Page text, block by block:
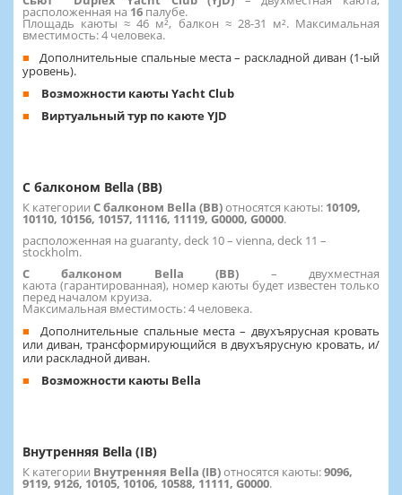
расположенная на 16 палубе.
Площадь каюты ≈ 46 м², балкон ≈ 28-31 м². Максимальная
вместимость: 4 человека.
Дополнительные спальные места – раскладной диван (1-ый
уровень).
Возможности каюты Yacht Club
Виртуальный тур по каюте YJD
С балконом Bella (BB)
К категории С балконом Bella (BB)относятся каюты: 10109,
10110, 10156, 10157, 11116, 11119, G0000, G0000.
расположенная на guaranty, deck 10 – vienna, deck 11 –
stockholm.
С балконом Bella (BB) – двухместная
каюта (гарантированная), номер каюты будет известен только
перед началом круиза.
Максимальная вместимость: 4 человека.
Дополнительные спальные места – двухъярусная кровать
или диван, трансформирующийся в двухъярусную кровать, и/
или раскладной диван.
Возможности каюты Bella
Внутренняя Bella (IB)
К категории Внутренняя Bella (IB)относятся каюты:9096,
9119, 9126, 10105, 10106, 10588, 11111, G0000.